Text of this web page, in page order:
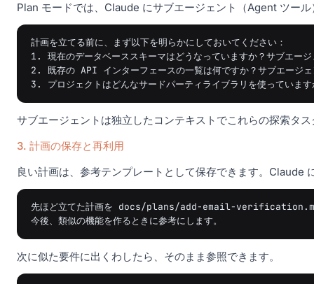
Plan モードでは、Claude にサブエージェント（Agent ツー
計画を立てる前に、まず以下を明らかにしておいてください：
1. 現在のデータベーススキーマはどうなっていますか？サブエー
2. 既存の API インターフェースの一覧は何ですか？サブエージ
サブエージェントは独立したコンテキストでこれらの探索タ
3. 計画の保存と再利用
良い計画は、参考テンプレートとして保存できます。
先ほど立てた計画を docs/plans/add-email-verification.md
次に似た要件に出くわしたら、そのまま参照できます。